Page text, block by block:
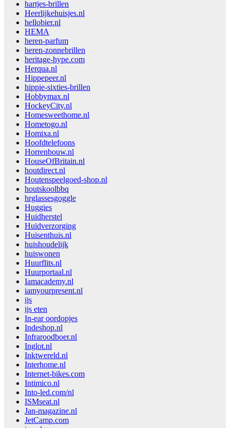
hartjes-brillen
Heerlijkehuisjes.nl
hellobier.nl
HEMA
heren-parfum
heren-zonnebrillen
heritage-hype.com
Herqua.nl
Hippepeer.nl
hippie-sixties-brillen
Hobbymax.nl
HockeyCity.nl
Homesweethome.nl
Hometogo.nl
Homixa.nl
Hoofdtelefoons
Horrenbouw.nl
HouseOfBritain.nl
houtdirect.nl
Houtenspeelgoed-shop.nl
houtskoolbbq
hrglassesgoggle
Huggies
Huidherstel
Huidverzorging
Huisenthuis.nl
huishoudelijk
huiswonen
Huurflits.nl
Huurportaal.nl
Iamacademy.nl
iamyourpresent.nl
ijs
ijs eten
In-ear oordopjes
Indeshop.nl
Infraroodboer.nl
Inglot.nl
Inktwereld.nl
Interhome.nl
Internet-bikes.com
Intimico.nl
Into-led.com/nl
ISMseat.nl
Jan-magazine.nl
JetCamp.com